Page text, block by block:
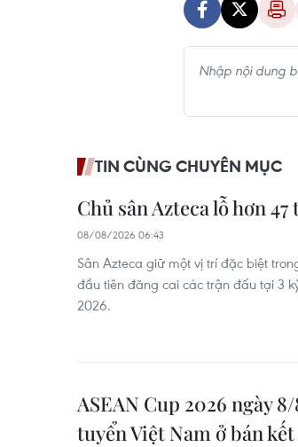
TIN CÙNG CHUYÊN MỤC
Chủ sân Azteca lỗ hơn
08/08/2026 06:43
Sân Azteca giữ một vị trí đặc biệt
đầu tiên đăng cai các trận đấu tại 3
2026.
ASEAN Cup 2026 ngày
tuyển Việt Nam ở bán kết